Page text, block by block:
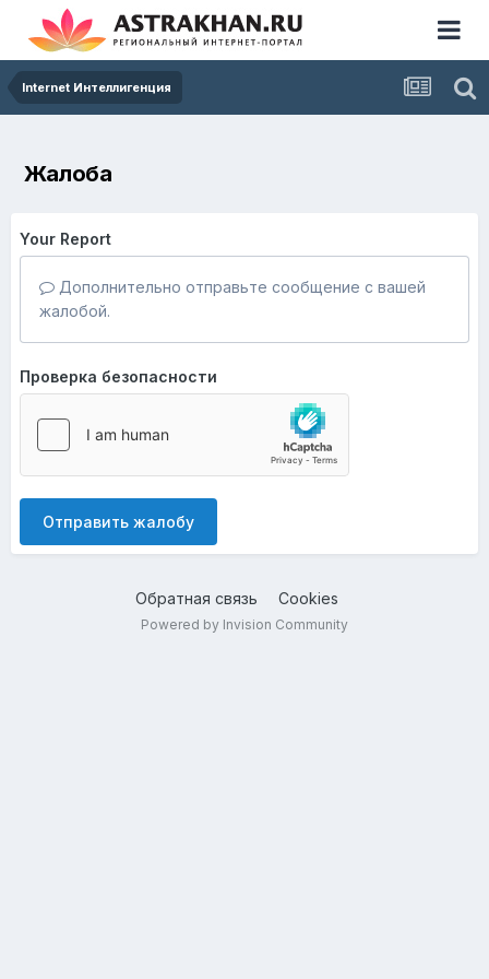
Internet Интеллигенция
Жалоба
Your Report
Дополнительно отправьте сообщение с вашей
жалобой.
Проверка безопасности
Отправить жалобу
Обратная связь Cookies
Powered by Invision Community